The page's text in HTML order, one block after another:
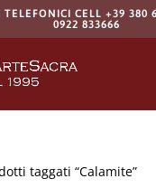
TELEFONICI CELL +39 380
0922 833666
taggati “Calamite”